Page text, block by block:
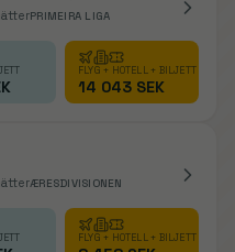
PRIMEIRA LIGA
FLYG + HOTELL + BILJETT
14 043 SEK
ÆRESDIVISIONEN
FLYG + HOTELL + BILJETT